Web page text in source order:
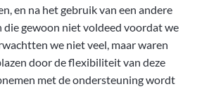
en na het gebruik van een andere
gewoon niet voldeed voordat we
we niet veel, maar waren
door de flexibiliteit van deze
met de ondersteuning wordt